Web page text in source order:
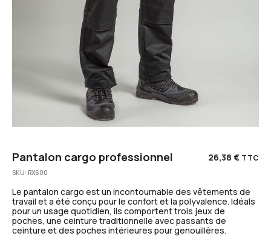
Pantalon cargo professionnel 26,38 € TTC
SKU: RX600
Le pantalon cargo est un incontournable des vêtements de
travail et a été conçu pour le confort et la polyvalence. Idéals
pour un usage quotidien, ils comportent trois jeux de
poches, une ceinture traditionnelle avec passants de
ceinture et des poches intérieures pour genouillères.